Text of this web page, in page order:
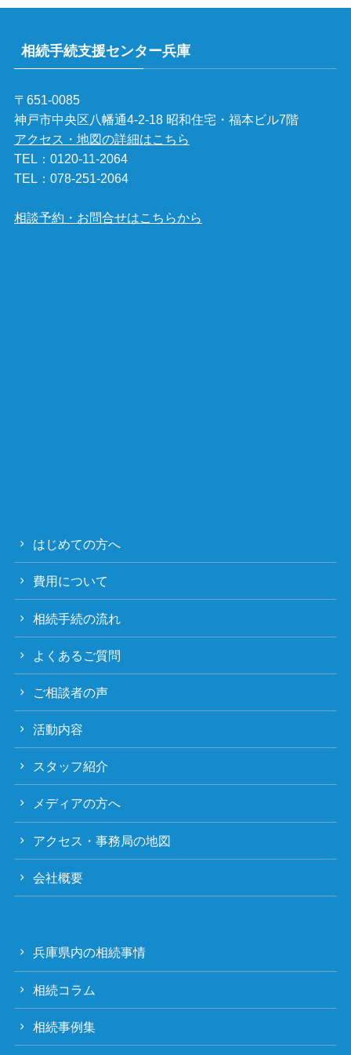
相続手続支援センター兵庫
〒651-0085
神戸市中央区八幡通4-2-18 昭和住宅・福本ビル7階
アクセス・地図の詳細はこちら
TEL： 0120-11-2064
TEL： 078-251-2064
相談予約・お問合せはこちらから
はじめての方へ
費用について
相続手続の流れ
よくあるご質問
ご相談者の声
活動内容
スタッフ紹介
メディアの方へ
アクセス・事務局の地図
会社概要
兵庫県内の相続事情
相続コラム
相続事例集